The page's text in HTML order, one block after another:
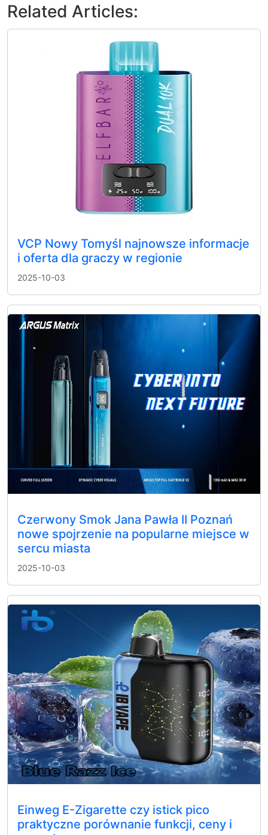
Related Articles:
VCP Nowy Tomyśl najnowsze informacje
i oferta dla graczy w regionie
2025-10-03
Czerwony Smok Jana Pawła II Poznań
nowe spojrzenie na popularne miejsce w
sercu miasta
2025-10-03
Einweg E-Zigarette czy istick pico
praktyczne porównanie funkcji, ceny i